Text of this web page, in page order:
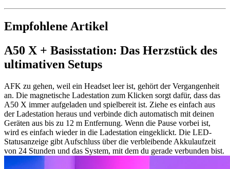
Empfohlene Artikel
A50 X + Basisstation: Das Herzstück des
ultimativen Setups
AFK zu gehen, weil ein Headset leer ist, gehört der Vergangenheit
an. Die magnetische Ladestation zum Klicken sorgt dafür, dass das
A50 X immer aufgeladen und spielbereit ist. Ziehe es einfach aus
der Ladestation heraus und verbinde dich automatisch mit deinen
Geräten aus bis zu 12 m Entfernung. Wenn die Pause vorbei ist,
wird es einfach wieder in die Ladestation eingeklickt. Die LED-
Statusanzeige gibt Aufschluss über die verbleibende Akkulaufzeit
von 24 Stunden und das System, mit dem du gerade verbunden bist.